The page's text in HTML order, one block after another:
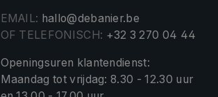
EMAIL: hallo@debanier.be
OF TELEFONISCH: +32 3 270 04 44
Openingsuren klantendienst:
Maandag tot vrijdag: 8.30 - 12.30 uur